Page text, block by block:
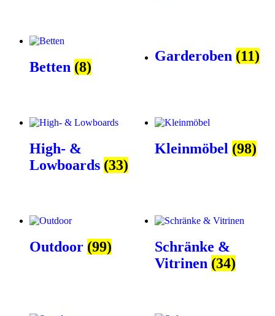
Betten (8)
Garderoben (11)
High- &
Lowboards (33)
Kleinmöbel (98)
Outdoor (99)
Schränke &
Vitrinen (34)